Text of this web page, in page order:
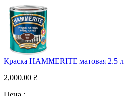
Краска HAMMERITE матовая 2,5 л
2,000.00 ₴